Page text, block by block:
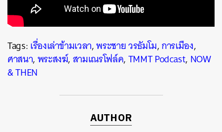
Tags:เรื่องเล่าข้ามเวลา,พระชาย วรธัมโม,การเมือง,
ศาสนา,พระสงฆ์,สามเณรโฟล์ค,TMMT Podcast, NOW
& THEN
AUTHOR